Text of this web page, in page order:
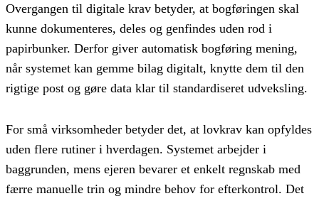
Overgangen til digitale krav betyder, at bogføringen skal
kunne dokumenteres, deles og genfindes uden rod i
papirbunker. Derfor giver automatisk bogføring mening,
når systemet kan gemme bilag digitalt, knytte dem til den
rigtige post og gøre data klar til standardiseret udveksling.
For små virksomheder betyder det, at lovkrav kan opfyldes
uden flere rutiner i hverdagen. Systemet arbejder i
baggrunden, mens ejeren bevarer et enkelt regnskab med
færre manuelle trin og mindre behov for efterkontrol. Det